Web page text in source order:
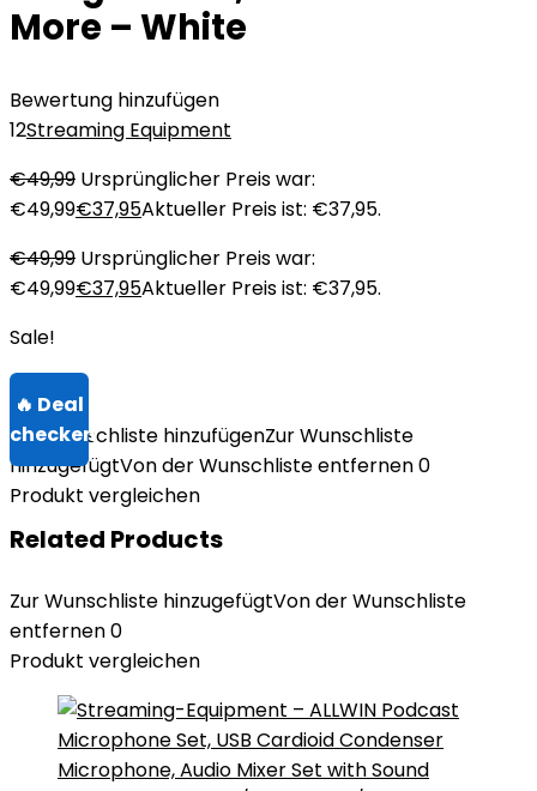
More – White
Bewertung hinzufügen
12Streaming Equipment
€49,99 Ursprünglicher Preis war:
€49,99€37,95Aktueller Preis ist: €37,95.
€49,99 Ursprünglicher Preis war:
€49,99€37,95Aktueller Preis ist: €37,95.
Sale!
Zur Wunschliste hinzufügenZur Wunschliste
hinzugefügtVon der Wunschliste entfernen0
Produkt vergleichen
Related Products
Zur Wunschliste hinzugefügtVon der Wunschliste
entfernen0
Produkt vergleichen